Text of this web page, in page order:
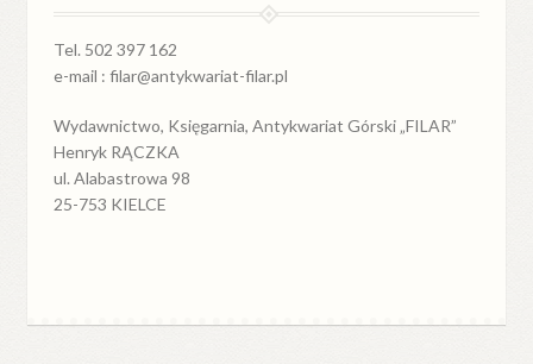
Tel. 502 397 162
e-mail : filar@antykwariat-filar.pl
Wydawnictwo, Księgarnia, Antykwariat Górski „FILAR”
Henryk RĄCZKA
ul. Alabastrowa 98
25-753 KIELCE